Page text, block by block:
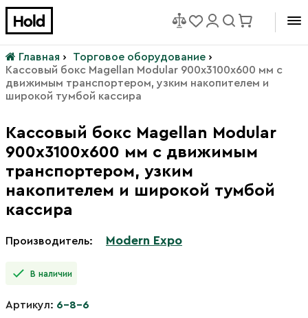
Главная › Торговое оборудование ›
Кассовый бокс Magellan Modular 900х3100х600 мм с
движимым транспортером, узким накопителем и
широкой тумбой кассира
Кассовый бокс Magellan Modular
900х3100х600 мм с движимым
транспортером, узким
накопителем и широкой тумбой
кассира
Производитель: Modern Expo
В наличии
Артикул: 6-8-6